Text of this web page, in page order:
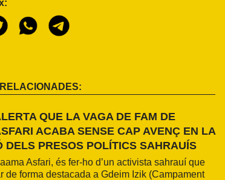
QUE LA VAGA DE FAM DE
ACABA SENSE CAP AVENÇ EN LA
DELS PRESOS POLÍTICS SAHRAUÍS
Asfari, és fer-ho d’un activista sahrauí que
de forma destacada a Gdeim Izik (Campament